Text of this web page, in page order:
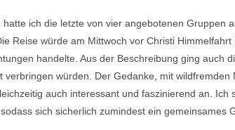
ich die letzte von vier angebotenen Gruppen
Reise würde am Mittwoch vor Christi
handelte. Aus der Beschreibung ging auch
verbringen würden. Der Gedanke, mit
auch interessant und faszinierend an. Ich
sich sicherlich zumindest ein gemeinsames